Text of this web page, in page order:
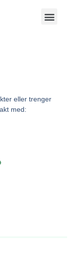
eller trenger
med: